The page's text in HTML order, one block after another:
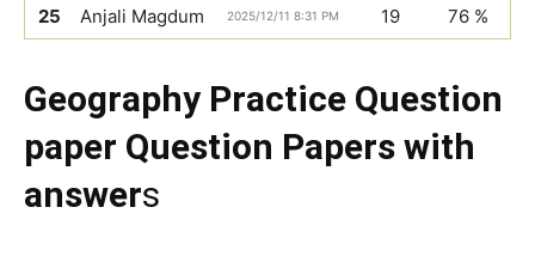
25 Anjali Magdum 2025/12/11 8:31 PM 19 76 %
Geography Practice Question
paper Question Papers with
answers